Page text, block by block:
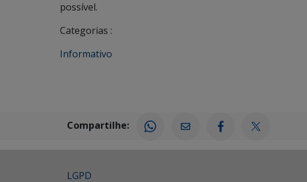
possível.
Categorias :
Informativo
Compartilhe:
LGPD